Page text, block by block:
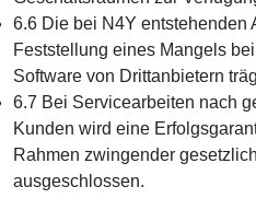
6.6 Die bei N4Y entstehenden
Feststellung eines Mangels
Software von Drittanbietern
6.7 Bei Servicearbeiten nach
Kunden wird eine
Rahmen zwingender
ausgeschlossen.